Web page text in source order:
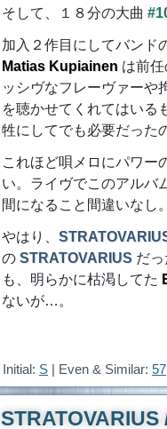
そして、１８分の大曲
加入２作目にしてバンド
Matias Kupiainen は前
ッシヴなフレーヴァーや
を聴かせてくれてはいる
牲にしてでも必要だった
これほど唄メロにパワー
い。ライヴでこのアルバ
間になること間違いなし
やはり、
の STRATOVARIUS だ
も、明らかに枯渇してた
ないが…。
Initial: S | Even & Similar: 57